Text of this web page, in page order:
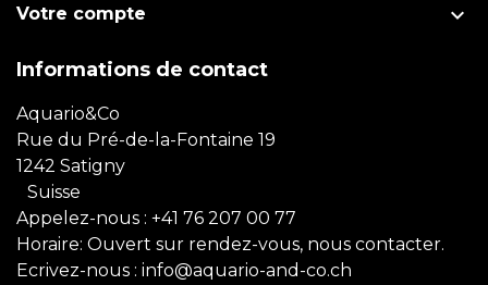
Votre compte 
Informations de contact
Aquario&Co
Rue du Pré-de-la-Fontaine 19
1242 Satigny
Suisse
Appelez-nous : +41 76 207 00 77
Horaire: Ouvert sur rendez-vous, nous contacter.
Ecrivez-nous : info@aquario-and-co.ch